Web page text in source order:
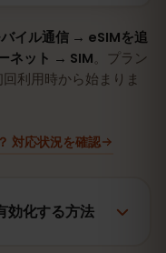
イル通信 → eSIMを追
ネット → SIM 。プラン
利用時から始まりま
対応状況を確認
効化する方法